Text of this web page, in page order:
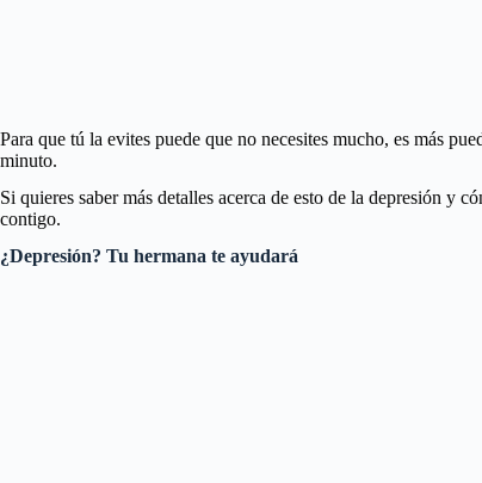
Para que tú la evites puede que no necesites mucho, es más
minuto.
Si quieres saber más detalles acerca de esto de la depresión y
contigo.
¿Depresión? Tu hermana te ayudará